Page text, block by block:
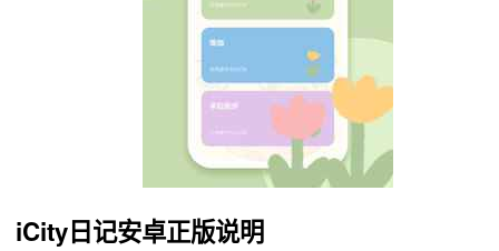
iCity日记安卓正版说明